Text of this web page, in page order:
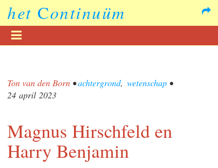
het Continuüm
Ton van den Born •achtergrond, wetenschap•
24 april 2023
Magnus Hirschfeld en
Harry Benjamin